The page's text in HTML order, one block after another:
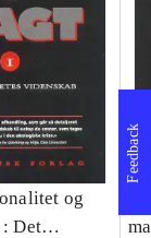
og
: Det
Feedback